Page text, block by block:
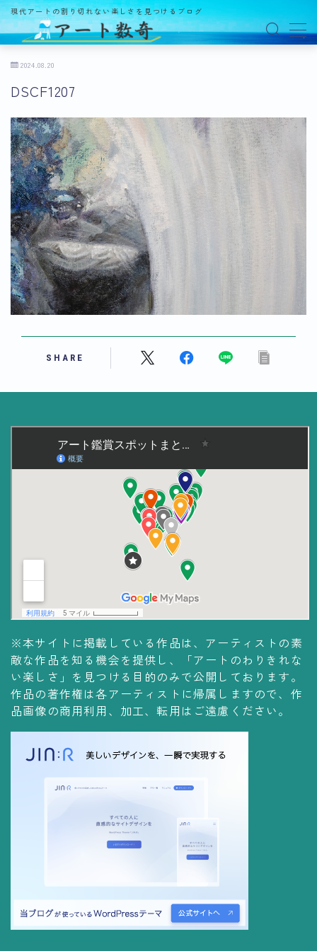
現代アートの割り切れない楽しさを見つけるブログ
アート数奇とは？
観る
ギャラリー
百貨店
美術館・博物館
オルタナティブスペース
アートフェア
イベント
オークション
用語解説
作家・作品紹介
買う
アイテム・サービス
コレクションの仕方
Yoshiteru Collection
飾る
飾り方
保管方法
2024.08.20
DSCF1207
SHARE
※本サイトに掲載している作品は、アーティストの素
敵な作品を知る機会を提供し、「アートのわりきれな
い楽しさ」を見つける目的のみで公開しております。
作品の著作権は各アーティストに帰属しますので、作
品画像の商用利用、加工、転用はご遠慮ください。